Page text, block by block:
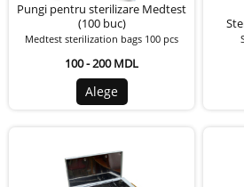
Pungi pentru sterilizare Medtest
(100 buc)
Medtest sterilization bags 100 pcs
100 - 200 MDL
Alege